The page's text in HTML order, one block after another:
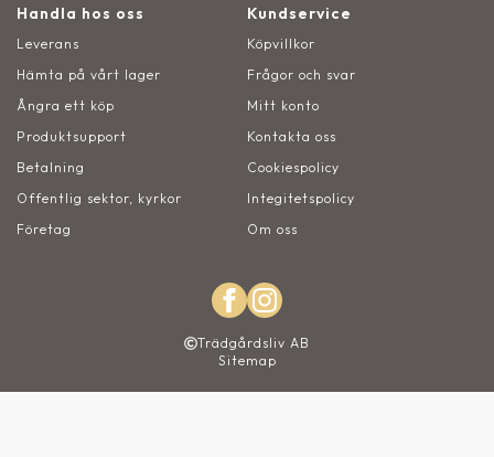
Handla hos oss
Leverans
Hämta på vårt lager
Ångra ett köp
Produktsupport
Betalning
Offentlig sektor, kyrkor
Företag
Kundservice
Köpvillkor
Frågor och svar
Mitt konto
Kontakta oss
Cookiespolicy
Integitetspolicy
Om oss
Trädgårdsliv AB
Sitemap